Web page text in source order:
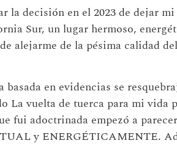
decisión en el 2023 de dejar
Sur, un lugar hermoso,
alejarme de la pésima calidad
en evidencias se
La vuelta de tuerca para mi vida
fui adoctrinada empezó a
y ENERGÉTICAMENTE.